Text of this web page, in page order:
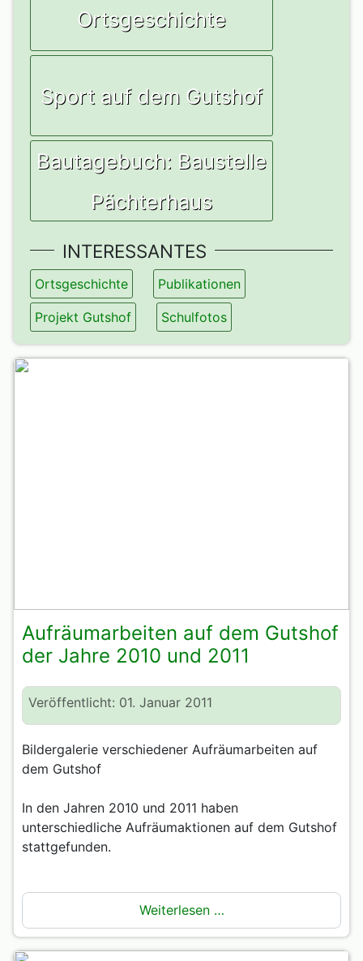
Ortsgeschichte
Sport auf dem Gutshof
Bautagebuch: Baustelle
Pächterhaus
INTERESSANTES
Ortsgeschichte Publikationen
Projekt Gutshof Schulfotos
Aufräumarbeiten auf dem Gutshof
der Jahre 2010 und 2011
Veröffentlicht: 01. Januar 2011
Bildergalerie verschiedener Aufräumarbeiten auf
dem Gutshof
In den Jahren 2010 und 2011 haben
unterschiedliche Aufräumaktionen auf dem Gutshof
stattgefunden.
Weiterlesen …